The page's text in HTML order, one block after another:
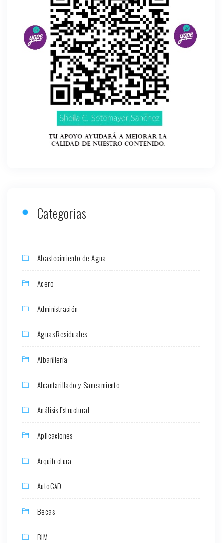
Categorias
Abastecimiento de Agua
Acero
Administración
Aguas Residuales
Albañilería
Alcantarillado y Saneamiento
Análisis Estructural
Aplicaciones
Arquitectura
AutoCAD
Becas
BIM